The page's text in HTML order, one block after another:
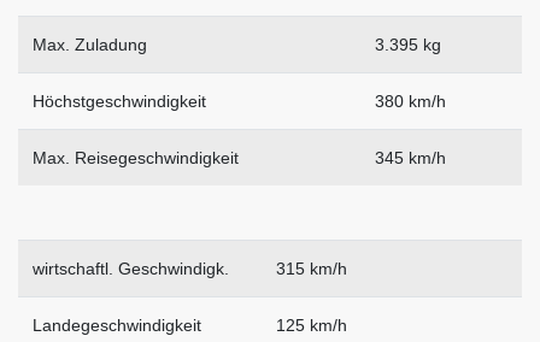
Max. Zuladung 3.395 kg
Höchstgeschwindigkeit 380 km/h
Max. Reisegeschwindigkeit 345 km/h
wirtschaftl. Geschwindigk. 315 km/h
Landegeschwindigkeit 125 km/h